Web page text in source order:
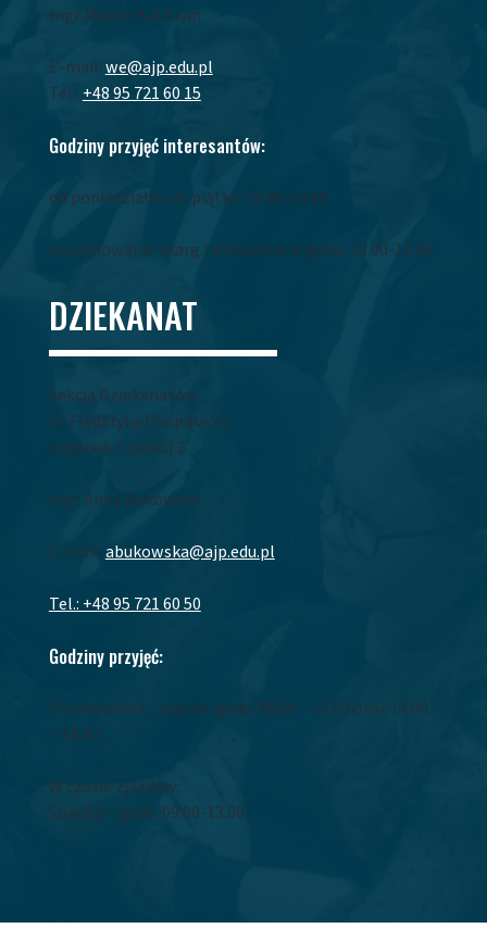
mgr Marcin Kaliszan
E-mail:we@ajp.edu.pl
Tel.: +48 95 721 60 15
Godziny przyjęć interesantów:
od poniedziałku do piątku: 10.00-14.00
przyjmowanie skarg i wniosków w godz. 10.00-14.00
DZIEKANAT
Sekcja Dziekanatów
ul. Fryderyka Chopina 52,
budynek 7, pokój 2
mgr Anna Bukowska
E-mail:abukowska@ajp.edu.pl
Tel.: +48 95 721 60 50
Godziny przyjęć:
Poniedziałek – piątek: godz. 08.00 – 12.00 oraz 14.00
– 14.30
W czasie zjazdów:
Sobota – godz. 09.00-13.00